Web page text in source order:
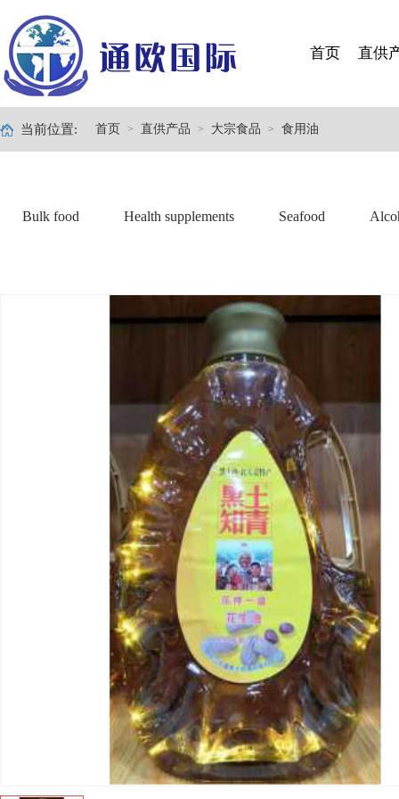
首页 直供
当前位置: 首页 > 直供产品 > 大宗食品 > 食用油
Bulk food Health supplements Seafood